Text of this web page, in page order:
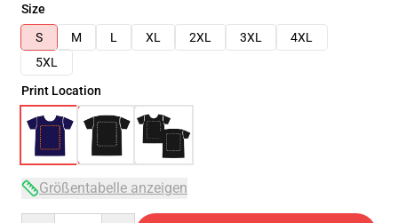
Size
S
M L XL 2XL 3XL
4XL
5XL
Print Location
Größentabelle anzeigen